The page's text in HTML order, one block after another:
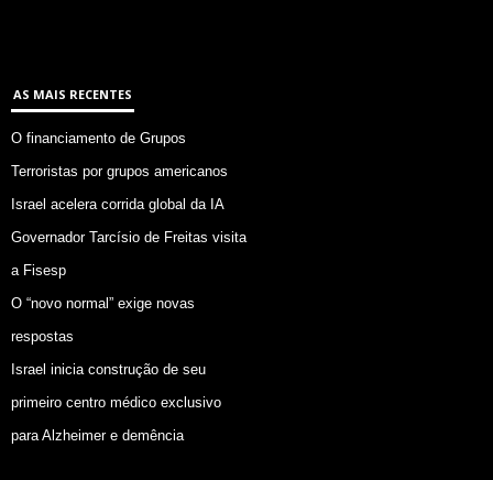
AS MAIS RECENTES
O financiamento de Grupos
Terroristas por grupos americanos
Israel acelera corrida global da IA
Governador Tarcísio de Freitas visita
a Fisesp
O “novo normal” exige novas
respostas
Israel inicia construção de seu
primeiro centro médico exclusivo
para Alzheimer e demência